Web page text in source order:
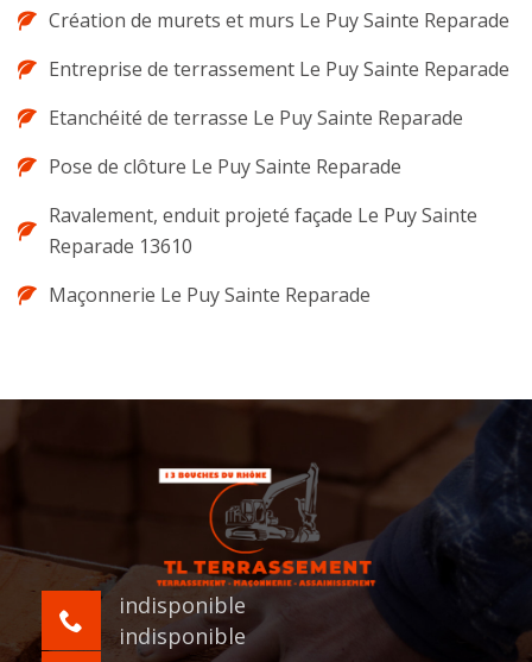
Création de murets et murs Le Puy Sainte Reparade
Entreprise de terrassement Le Puy Sainte Reparade
Etanchéité de terrasse Le Puy Sainte Reparade
Pose de clôture Le Puy Sainte Reparade
Ravalement, enduit projeté façade Le Puy Sainte
Reparade 13610
Maçonnerie Le Puy Sainte Reparade
indisponible
indisponible